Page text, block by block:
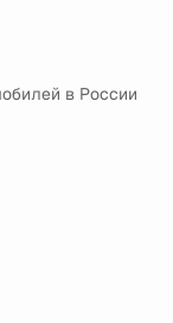
в России